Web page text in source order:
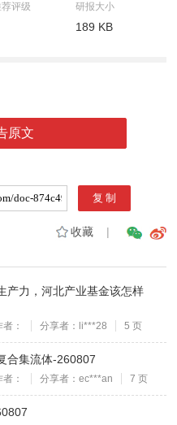
评级 研报大小
189 KB
原文
收藏|
产力，河北产业基金该怎样
者： 分享者：li***28 5 页
合集流体-260807
者： 分享者：ec***an 7 页